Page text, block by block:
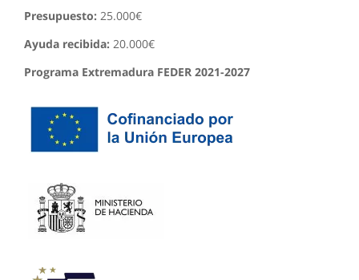
Presupuesto: 25.000€
Ayuda recibida: 20.000€
Programa Extremadura FEDER 2021-2027